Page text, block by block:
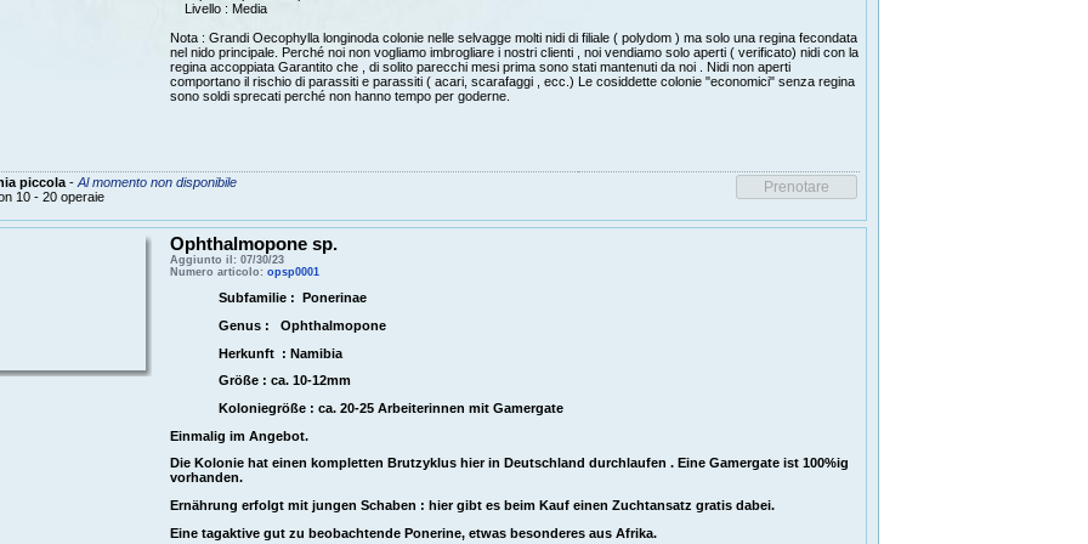
Livello : Media
Nota : Grandi Oecophylla longinoda colonie nelle selvagge molti nidi di filiale ( polydom ) ma solo una regina fecondata
nel nido principale.
Perché noi non vogliamo imbrogliare i nostri clienti , noi vendiamo solo aperti ( verificato) nidi con la
regina accoppiata Garantito che , di solito parecchi mesi prima sono stati mantenuti da noi .
Nidi non aperti
comportano il rischio di parassiti e parassiti ( acari, scarafaggi , ecc.)
Le cosiddette colonie "economici" senza regina
sono soldi sprecati perché non hanno tempo per goderne.
piccola- Al momento non disponibile
10 - 20 operaie
Ophthalmopone sp.
Aggiunto il: 07/30/23
Numero articolo: opsp0001
Subfamilie : Ponerinae
Genus : Ophthalmopone
Herkunft : Namibia
Größe : ca. 10-12mm
Koloniegröße : ca. 20-25 Arbeiterinnen mit Gamergate
Einmalig im Angebot.
Die Kolonie hat einen kompletten Brutzyklus hier in Deutschland durchlaufen . Eine Gamergate ist 100%ig
vorhanden.
Ernährung erfolgt mit jungen Schaben : hier gibt es beim Kauf einen Zuchtansatz gratis dabei.
Eine tagaktive gut zu beobachtende Ponerine, etwas besonderes aus Afrika.